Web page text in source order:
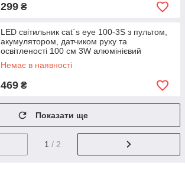
299 ₴
LED світильник cat`s eye 100-3S з пультом,
акумулятором, датчиком руху та
освітленості 100 см 3W алюмінієвий
Немає в наявності
469 ₴
Показати ще
1 / 2